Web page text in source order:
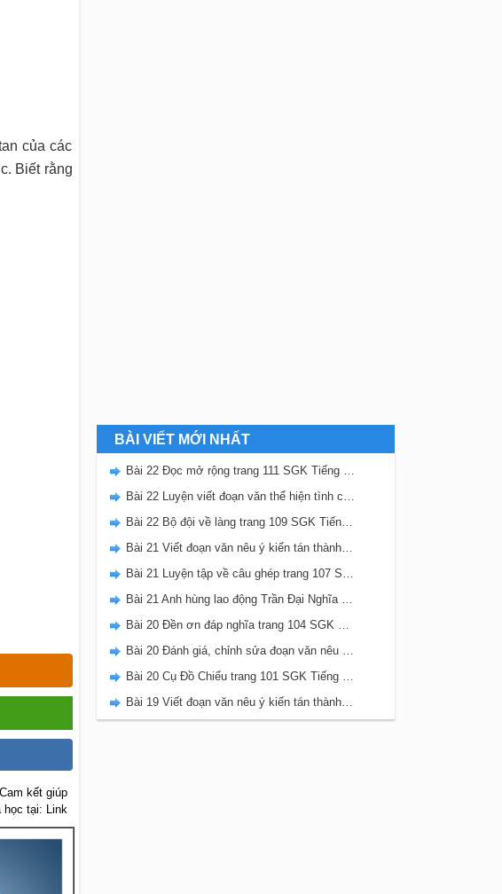
của các
Biết rằng
kết giúp
học tại: Link
BÀI VIẾT MỚI NHẤT
Bài 22 Đọc mở rộng trang 111 SGK Tiếng Việt 5 Kết nối tri thức tập 2
Bài 22 Luyện viết đoạn văn thể hiện tình cảm, cảm xúc về một sự việc trang 111 SGK Tiếng Việt 5 Kết nối tri thức tập 2
Bài 22 Bộ đội về làng trang 109 SGK Tiếng Việt 5 Kết nối tri thức tập 2
Bài 21 Viết đoạn văn nêu ý kiến tán thành một sự việc, hiện tượng (Bài viết số 2) trang 108 SGK Tiếng Việt 5 Kết nối tri thức tập 2
Bài 21 Luyện tập về câu ghép trang 107 SGK Tiếng Việt 5 Kết nối tri thức tập 2
Bài 21 Anh hùng lao động Trần Đại Nghĩa trang 106 SGK Tiếng Việt 5 Kết nối tri thức tập 2
Bài 20 Đền ơn đáp nghĩa trang 104 SGK Tiếng Việt 5 Kết nối tri thức tập 2
Bài 20 Đánh giá, chỉnh sửa đoạn văn nêu ý kiến tán thành một sự vật, hiện tượng trang 103 SGK Tiếng Việt 5 Kết nối tri thức tập 2
Bài 20 Cụ Đồ Chiểu trang 101 SGK Tiếng Việt 5 Kết nối tri thức tập 2
Bài 19 Viết đoạn văn nêu ý kiến tán thành một sự việc, hiện tượng (Bài viết số 1) trang 100 SGK Tiếng Việt 5 Kết nối tri thức tập 2